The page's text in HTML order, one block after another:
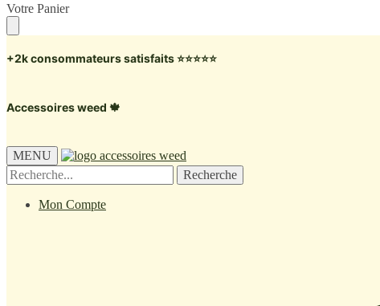
Skip
to
navigation
Skip
to
content
Votre Panier
+2k consommateurs satisfaits ⭐️⭐️⭐️⭐️⭐️
Accessoires weed 🍁
MENU
Recherche
pour :
Recherche
Mon Compte